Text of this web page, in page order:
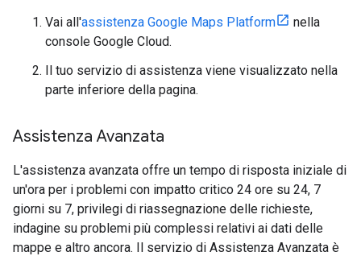
Vai all'assistenza Google Maps Platform
nella
console Google Cloud.
Il tuo servizio di assistenza viene visualizzato nella
parte inferiore della pagina.
Assistenza Avanzata
L'assistenza avanzata offre un tempo di risposta iniziale di
un'ora per i problemi con impatto critico 24 ore su 24, 7
giorni su 7, privilegi di riassegnazione delle richieste,
indagine su problemi più complessi relativi ai dati delle
mappe e altro ancora. Il servizio di Assistenza Avanzata è